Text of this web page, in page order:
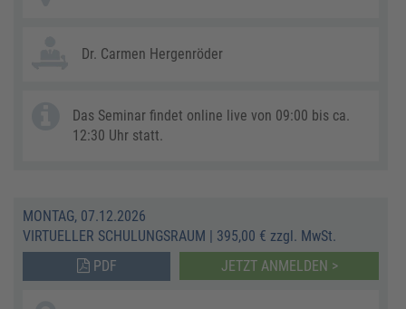
Dr. Carmen Hergenröder
Das Seminar findet online live von 09:00 bis ca.
12:30 Uhr statt.
MONTAG, 07.12.2026
VIRTUELLER SCHULUNGSRAUM | 395,00 € zzgl. MwSt.
PDF
JETZT ANMELDEN >